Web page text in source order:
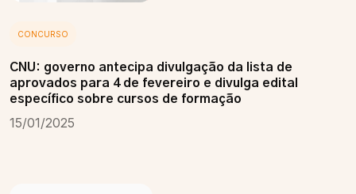
CONCURSO
CNU: governo antecipa divulgação da lista de
aprovados para 4 de fevereiro e divulga edital
específico sobre cursos de formação
15/01/2025